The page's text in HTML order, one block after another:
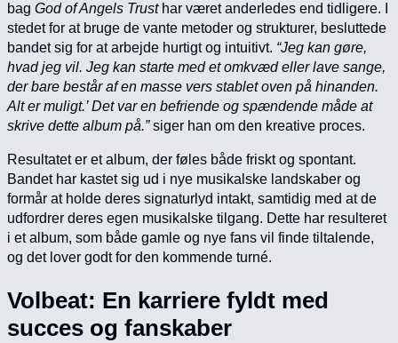
bag God of Angels Trusthar været anderledes end tidligere. I
stedet for at bruge de vante metoder og strukturer, besluttede
bandet sig for at arbejde hurtigt og intuitivt. “Jeg kan gøre,
hvad jeg vil. Jeg kan starte med et omkvæd eller lave sange,
der bare består af en masse vers stablet oven på hinanden.
Alt er muligt.’ Det var en befriende og spændende måde at
skrive dette album på.”siger han om den kreative proces.
Resultatet er et album, der føles både friskt og spontant.
Bandet har kastet sig ud i nye musikalske landskaber og
formår at holde deres signaturlyd intakt, samtidig med at de
udfordrer deres egen musikalske tilgang. Dette har resulteret
i et album, som både gamle og nye fans vil finde tiltalende,
og det lover godt for den kommende turné.
Volbeat: En karriere fyldt med
succes og fanskaber